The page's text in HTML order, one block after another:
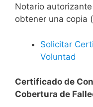
Notario
obtener una copia
Solicitar
Voluntad
Certificado de
Cobertura de